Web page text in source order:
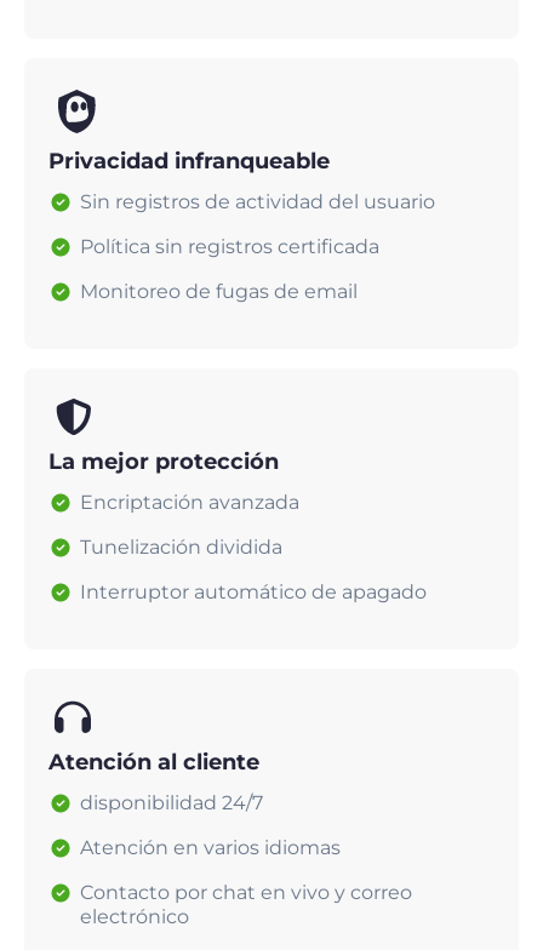
Privacidad infranqueable
Sin registros de actividad del usuario
Política sin registros certificada
Monitoreo de fugas de email
La mejor protección
Encriptación avanzada
Tunelización dividida
Interruptor automático de apagado
Atención al cliente
disponibilidad 24/7
Atención en varios idiomas
Contacto por chat en vivo y correo
electrónico